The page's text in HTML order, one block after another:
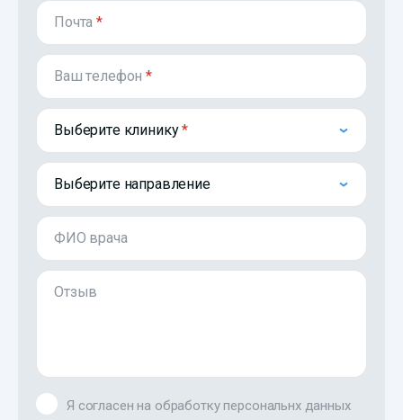
Почта*
Ваш телефон*
Выберите клинику
Выберите направление
ФИО врача
Отзыв
Я согласен на обработку персональнх данных